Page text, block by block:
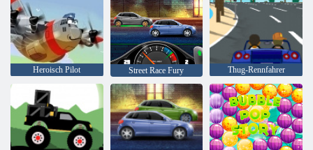
Heroisch Pilot Street Race Fury Thug-Rennfahrer